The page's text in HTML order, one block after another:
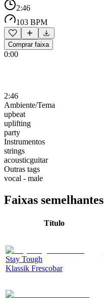
2:46
103 BPM
Comprar faixa
0:00
2:46
Ambiente/Tema
upbeat
uplifting
party
Instrumentos
strings
acousticguitar
Outras tags
vocal - male
Faixas semelhantes
Título
Stay Tough
Klassik Frescobar